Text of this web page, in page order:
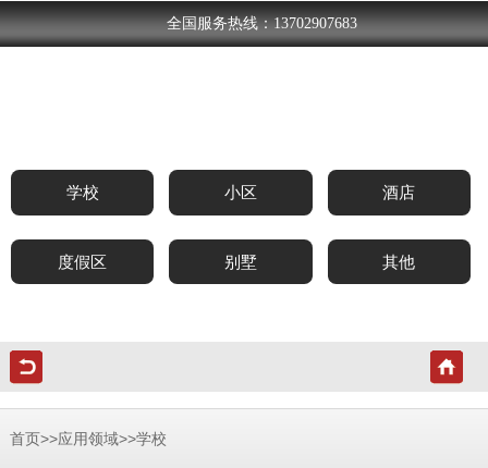
全国服务热线：13702907683
学校 小区 酒店
度假区 别墅 其他
首页>>应用领域>>学校